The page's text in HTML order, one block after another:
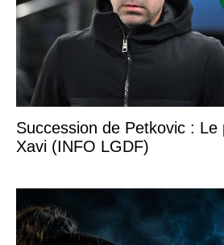
Succession de Petkovic :
Xavi (INFO LGDF)